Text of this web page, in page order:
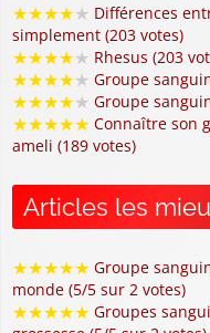
★★★★★ Différences
simplement (203 votes)
★★★★★ Rhesus (203
★★★★★ Groupe
★★★★★ Groupe
★★★★★ Connaître son
ameli (189 votes)
Articles les
★★★★★ Groupe
monde (5/5 sur 2 votes)
★★★★★ Groupes